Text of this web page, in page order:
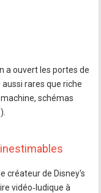
a ouvert les portes de
rares que riche
schémas
créateur de Disney's
vidéo‐ludique à